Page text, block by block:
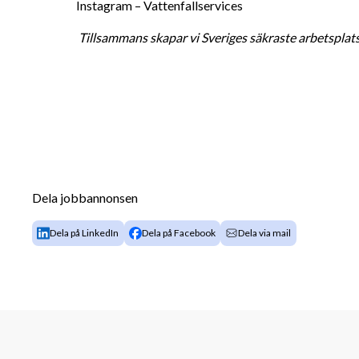
Instagram – Vattenfallservices
Tillsammans skapar vi Sveriges säkraste
Dela jobbannonsen
Dela på LinkedIn Dela på Facebook Dela via mail